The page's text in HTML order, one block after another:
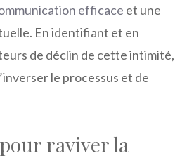
efficace et une
En identifiant et en
de déclin de cette intimité,
le processus et de
raviver la